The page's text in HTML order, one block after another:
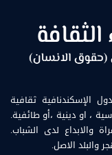
الإسكندنافية ثقافية
، او دينية ،أو طائفية.
والابداع لدى الشباب.
والبلد الاصل.